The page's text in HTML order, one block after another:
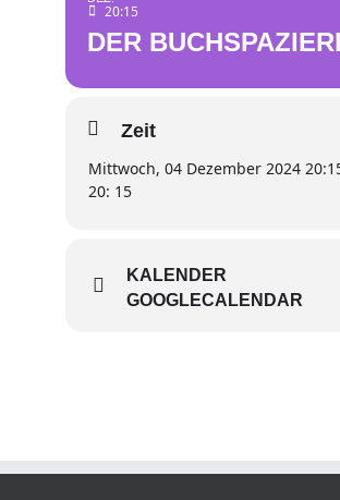
20:15
DER
Zeit
Mittwoch, 04 Dezember 2024
20: 15
KALENDER
GOOGLECALENDAR